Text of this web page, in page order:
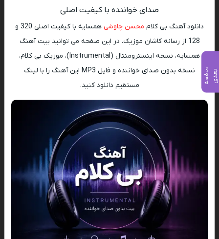
صدای خواننده با کیفیت اصلی
دانلود آهنگ بی کلام محسن چاوشی
همسایه با کیفیت اصلی 320 و
128 از رسانه کاشان موزیک. در این صفحه می توانید بیت آهنگ
همسایه، نسخه اینسترومنتال (Instrumental)، موزیک بی کلام،
نسخه بدون صدای خواننده و فایل MP3 این آهنگ را با لینک
مستقیم دانلود کنید.
ص
ف
ح
ه ب ع
د ی